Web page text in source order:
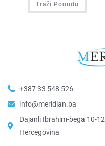
Traži Ponudu
+387 33 548 526
info@meridian.ba
Dajanli Ibrahim-bega 10-
Hercegovina​